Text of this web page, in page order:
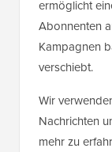
ermöglicht
Abonnenten
Kampagnen
verschiebt.
Wir
Nachrichten
mehr zu